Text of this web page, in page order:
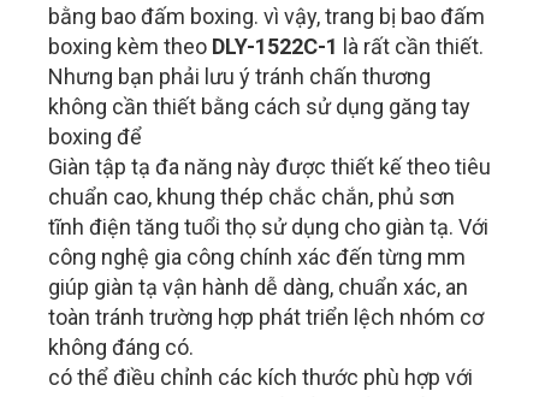
bằng bao đấm boxing. vì vậy, trang bị bao đấm
boxing kèm theo DLY-1522C-1 là rất cần thiết.
Nhưng bạn phải lưu ý tránh chấn thương
không cần thiết bằng cách sử dụng găng tay
boxing để
Giàn tập tạ đa năng này được thiết kế theo tiêu
chuẩn cao, khung thép chắc chắn, phủ sơn
tĩnh điện tăng tuổi thọ sử dụng cho giàn tạ. Với
công nghệ gia công chính xác đến từng mm
giúp giàn tạ vận hành dễ dàng, chuẩn xác, an
toàn tránh trường hợp phát triển lệch nhóm cơ
không đáng có.
có thể điều chỉnh các kích thước phù hợp với